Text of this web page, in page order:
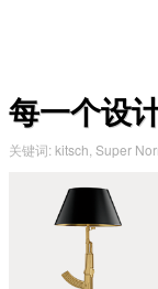
每一个设
关键词: kitsch Super